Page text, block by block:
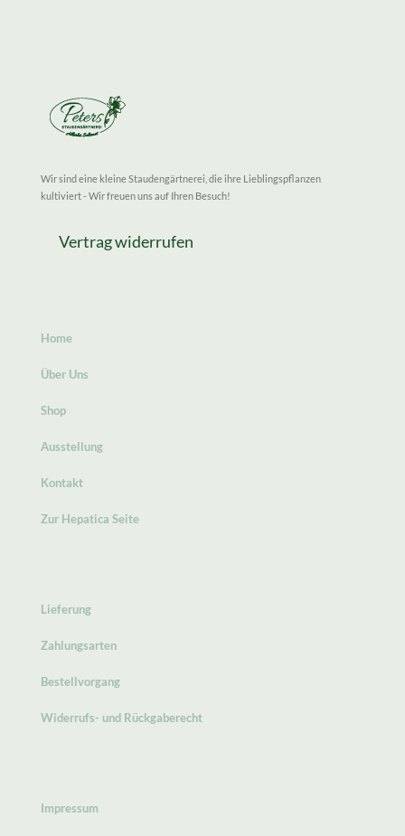
Wir sind eine kleine Staudengärtnerei, die ihre Lieblingspflanzen
kultiviert - Wir freuen uns auf Ihren Besuch!
Vertrag widerrufen
Home
Über Uns
Shop
Ausstellung
Kontakt
Zur Hepatica Seite
Lieferung
Zahlungsarten
Bestellvorgang
Widerrufs- und Rückgaberecht
Impressum